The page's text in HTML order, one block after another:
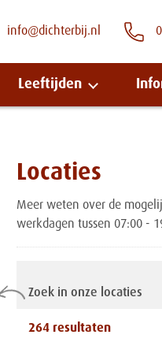
info@dichterbij.nl
Leeftijden
Locaties
Meer weten over de
werkdagen tussen 07:00 -
Zoek in onze locaties
264 resultaten
Snel naar:
Wonen bij Dichterbij
Vrije